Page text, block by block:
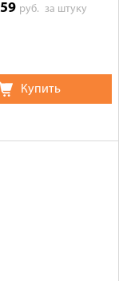
руб. за штуку
Купить